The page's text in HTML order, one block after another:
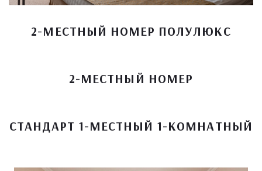
2-МЕСТНЫЙ НОМЕР ПОЛУЛЮКС
2-МЕСТНЫЙ НОМЕР
СТАНДАРТ 1-МЕСТНЫЙ 1-КОМНАТНЫЙ